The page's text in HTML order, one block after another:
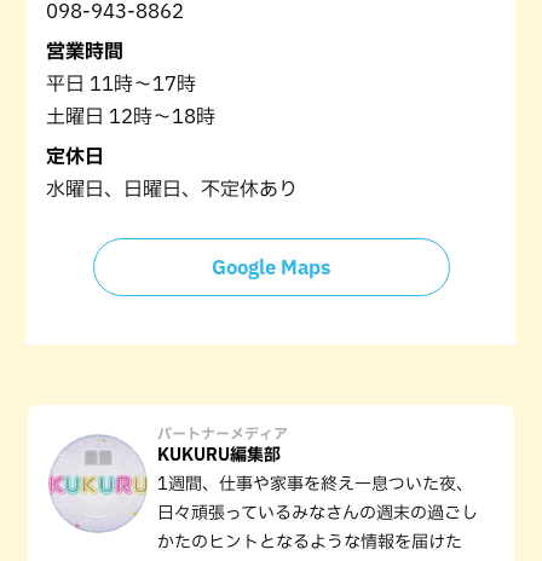
098-943-8862
営業時間
平日 11時～17時
土曜日 12時～18時
定休日
水曜日、日曜日、不定休あり
Google Maps
パートナーメディア
KUKURU編集部
1週間、仕事や家事を終え一息ついた夜、
日々頑張っているみなさんの週末の過ごし
かたのヒントとなるような情報を届けた